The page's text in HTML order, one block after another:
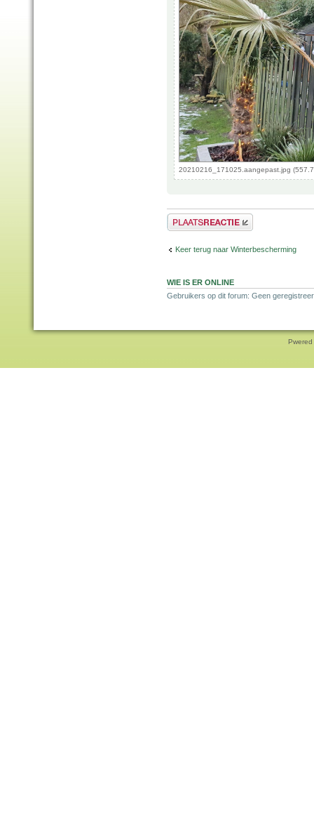
20210216_171025.aangepast.jpg
Plaats een reactie
Keer terug naar Winterbescherming
WIE IS ER ONLINE
Gebruikers op dit forum: Geen